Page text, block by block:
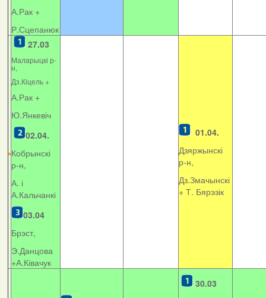
А.Рак +
Р.Сцепанюк
27.03
Маларыцкі р-
н,
Дз.Кіцель +
А.Рак +
Ю.Янкевіч
02.04.
Кобрынскі
р-н,
А. і
А.Кальчанкі
03.04
Брэст,
Э.Данцова
+А.Ківачук
01.04.
Дзяржынскі
р-н,
Дз.Змачынскі
+ Т. Бярэзік
30.03